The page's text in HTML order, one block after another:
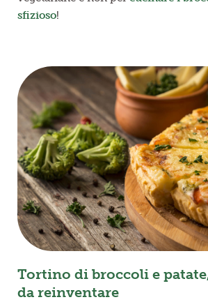
sfizioso!
Tortino di broccoli e
da reinventare